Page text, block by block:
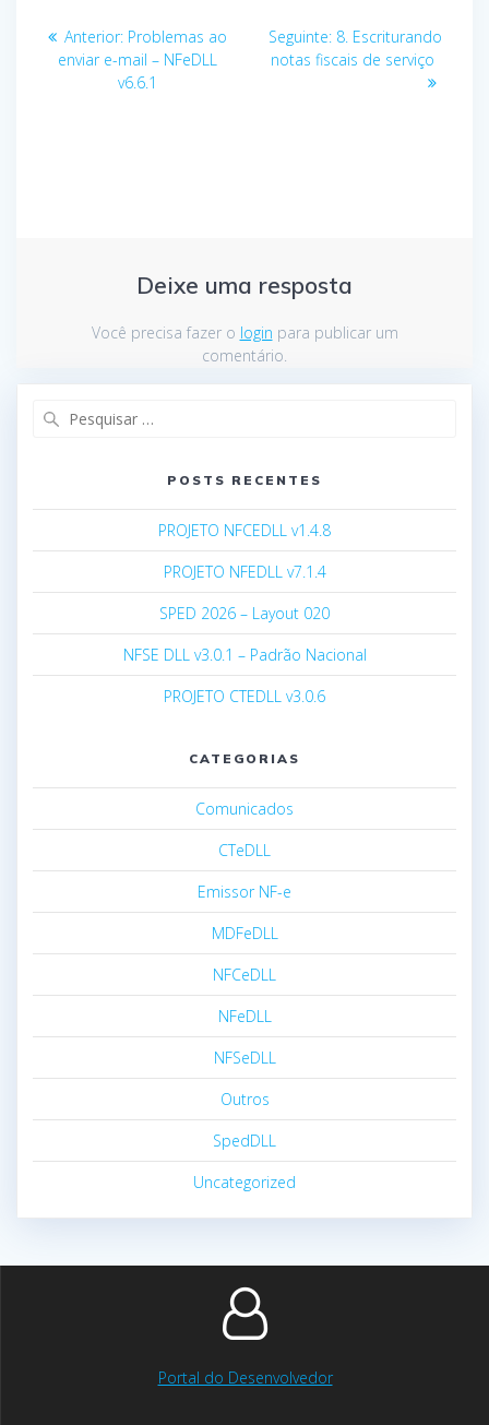
Navegação
de
Anterior: Post
anterior:
Problemas ao
enviar e-mail – NFeDLL
v6.6.1
Seguinte: Post
seguinte:
8. Escriturando
notas fiscais de serviço
Deixe uma resposta
Você precisa fazer o login para publicar um
comentário.
POSTS RECENTES
PROJETO NFCEDLL v1.4.8
PROJETO NFEDLL v7.1.4
SPED 2026 – Layout 020
NFSE DLL v3.0.1 – Padrão Nacional
PROJETO CTEDLL v3.0.6
CATEGORIAS
Comunicados
CTeDLL
Emissor NF-e
MDFeDLL
NFCeDLL
NFeDLL
NFSeDLL
Outros
SpedDLL
Uncategorized
Portal do Desenvolvedor